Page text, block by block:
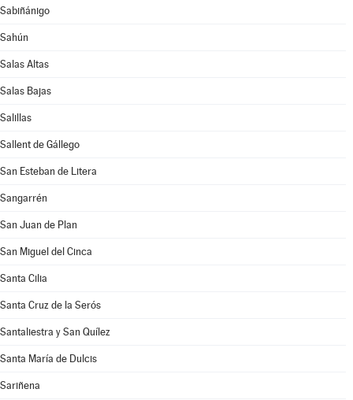
Sabiñánigo
Sahún
Salas Altas
Salas Bajas
Salillas
Sallent de Gállego
San Esteban de Litera
Sangarrén
San Juan de Plan
San Miguel del Cinca
Santa Cilia
Santa Cruz de la Serós
Santaliestra y San Quílez
Santa María de Dulcis
Sariñena